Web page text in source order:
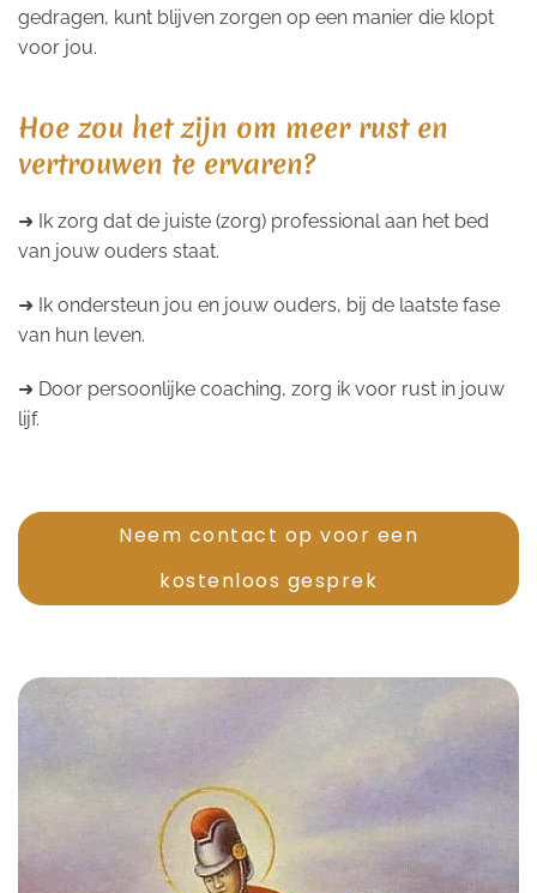
gedragen, kunt blijven zorgen op een manier die klopt
voor jou.
Hoe zou het zijn om meer rust en
vertrouwen te ervaren?
➜ Ik zorg dat de juiste (zorg) professional aan het bed
van jouw ouders staat.
➜ Ik ondersteun jou en jouw ouders, bij de laatste fase
van hun leven.
➜ Door persoonlijke coaching, zorg ik voor rust in jouw
lijf.
Neem contact op voor een
kostenloos gesprek